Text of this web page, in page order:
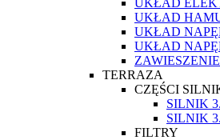
UKŁAD
UKŁAD
UKŁAD
UKŁAD
TERRAZA
CZĘŚCI
SILNIK
SILNIK
FILTRY